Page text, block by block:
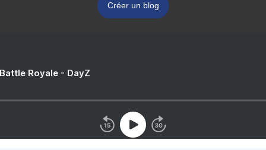
Créer un blog
Royale - DayZ